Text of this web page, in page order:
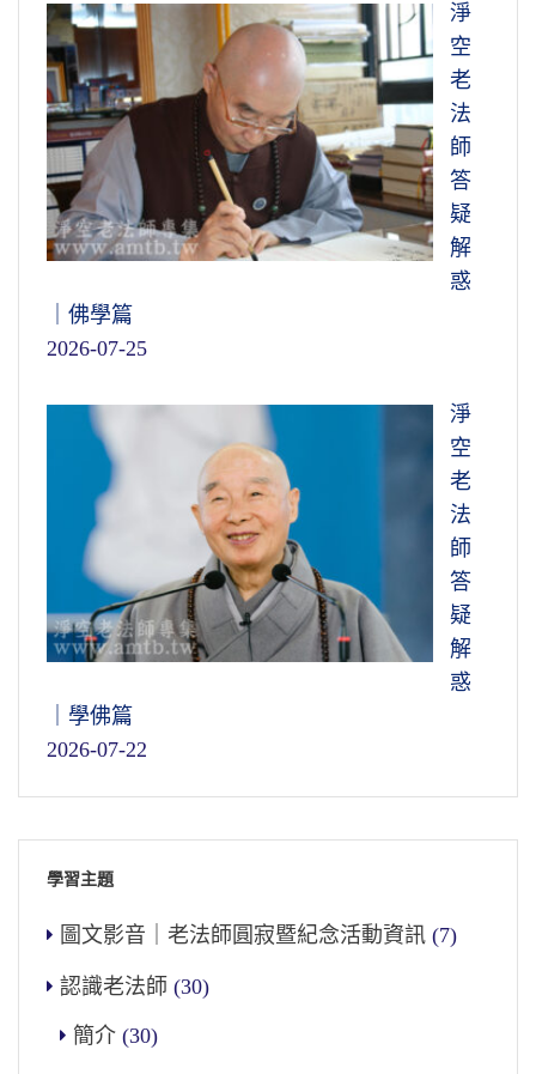
淨
空
老
法
師
答
疑
解
惑
｜佛學篇
2026-07-25
淨
空
老
法
師
答
疑
解
惑
｜學佛篇
2026-07-22
學習主題
圖文影音｜老法師圓寂暨紀念活動資訊 (7)
認識老法師 (30)
簡介 (30)